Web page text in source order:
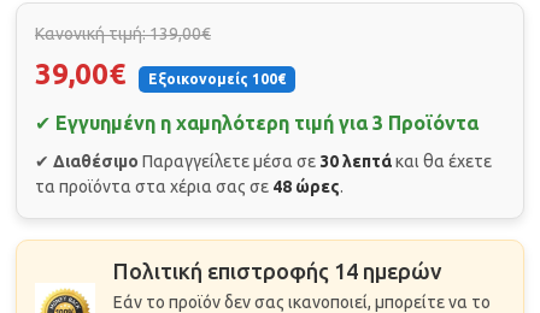
Κανονική τιμή: 139,00€
39,00€ Εξοικονομείς 100€
✔ Εγγυημένη η χαμηλότερη τιμή για 3 Προϊόντα
✔ Διαθέσιμο Παραγγείλετε μέσα σε 30 λεπτάκαι θα έχετε
τα προϊόντα στα χέρια σας σε 48 ώρες.
Πολιτική επιστροφής 14 ημερών
Εάν το προϊόν δεν σας ικανοποιεί, μπορείτε να το